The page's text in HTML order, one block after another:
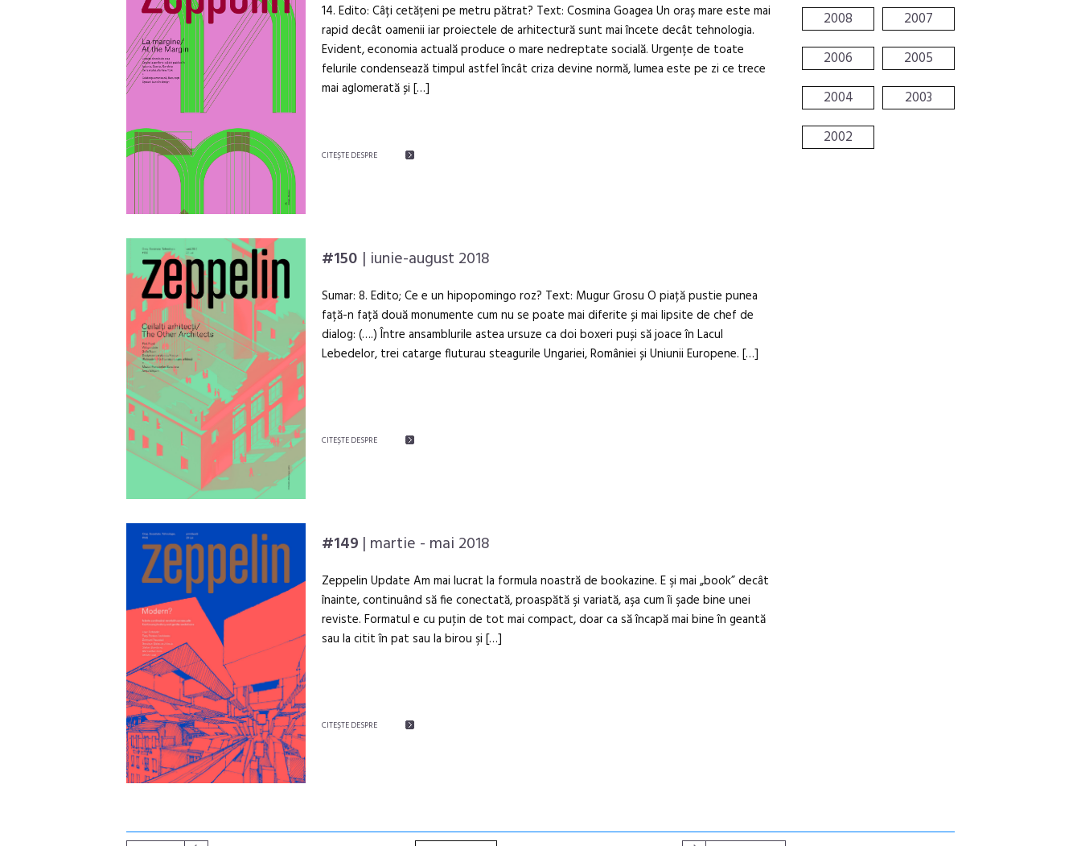
14. Edito: Câți cetățeni pe metru pătrat? Text: Cosmina Goagea Un oraș mare este mai
rapid decât oamenii iar proiectele de arhitectură sunt mai încete decât tehnologia.
Evident, economia actuală produce o mare nedreptate socială. Urgențe de toate
felurile condensează timpul astfel încât criza devine normă, lumea este pe zi ce trece
mai aglomerată și […]
CITEŞTE DESPRE
#150 | iunie-august 2018
Sumar: 8. Edito; Ce e un hipopomingo roz? Text: Mugur Grosu O piață pustie punea
față-n față două monumente cum nu se poate mai diferite și mai lipsite de chef de
dialog: (….) Între ansamblurile astea ursuze ca doi boxeri puși să joace în Lacul
Lebedelor, trei catarge fluturau steagurile Ungariei, României și Uniunii Europene. […]
CITEŞTE DESPRE
#149 | martie - mai 2018
Zeppelin Update Am mai lucrat la formula noastră de bookazine. E şi mai „book” decât
înainte, continuând să fie conectată, proaspătă şi variată, aşa cum îi şade bine unei
reviste. Formatul e cu puţin de tot mai compact, doar ca să încapă mai bine în geantă
sau la citit în pat sau la birou şi […]
CITEŞTE DESPRE
2008
2007
2006
2005
2004
2003
2002